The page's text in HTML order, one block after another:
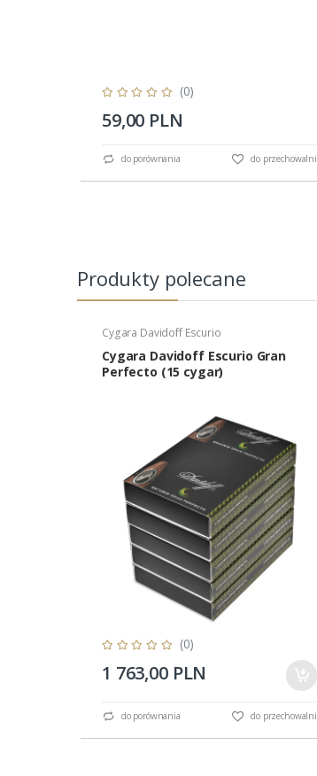
(0)
59,00 PLN
do porównania do przechowalni
Produkty polecane
Cygara Davidoff Escurio
Cygara Davidoff Escurio Gran
Perfecto (15 cygar)
(0)
1 763,00 PLN
do porównania do przechowalni